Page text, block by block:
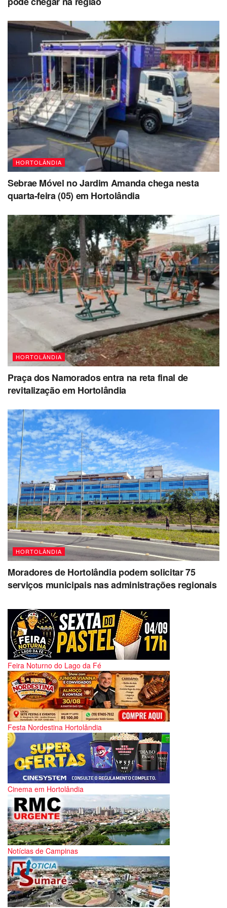
semestre, um aumento de 13,28% em relação ao mesmo
período de 2021, quando foram anotadas 286 denúncias.
O aumento da demanda, de acordo com avaliação da
coordenação do CRAM, pode ser atribuído a alguns
fatores, como por exemplo, a criação de novos canais de
denúncias e o fortalecimento do trabalho de apoio às
vítimas, incentivando que as mulheres busquem ajuda.
Fonte: Prefeitura
HORTOLÂNDIA
Sebrae Móvel no Jardim Amanda chega nesta
quarta-feira (05) em Hortolândia
HORTOLÂNDIA
Praça dos Namorados entra na reta final de
revitalização em Hortolândia
HORTOLÂNDIA
Moradores de Hortolândia podem solicitar 75
serviços municipais nas administrações regionais
Feira Noturno do Lago da Fé
Festa Nordestina Hortolândia
Cinema em Hortolândia
Notícias de Campinas